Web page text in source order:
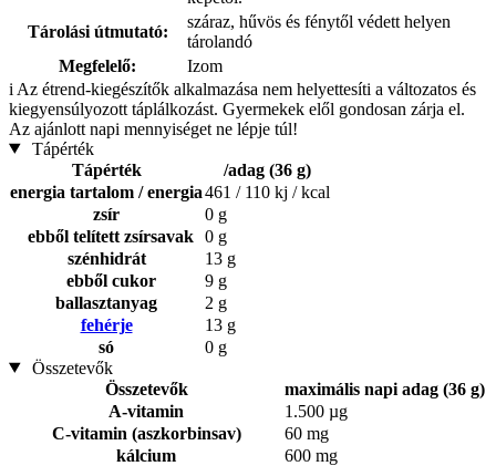
Tárolási útmutató:
száraz, hűvös és fénytől védett helyen
tárolandó
Megfelelő:
Izom
i Az étrend-kiegészítők alkalmazása nem helyettesíti a változatos és
kiegyensúlyozott táplálkozást. Gyermekek elől gondosan zárja el.
Az ajánlott napi mennyiséget ne lépje túl!
Tápérték
Tápérték
/adag (36 g)
energia tartalom / energia461 / 110 kj / kcal
zsír
0 g
ebből telített zsírsavak 0 g
szénhidrát
13 g
ebből cukor
9 g
ballasztanyag
2 g
fehérje
13 g
só
0 g
Összetevők
Összetevők
maximális napi adag (36 g)
A-vitamin
1.500 µg
C-vitamin (aszkorbinsav)
60 mg
kálcium
600 mg